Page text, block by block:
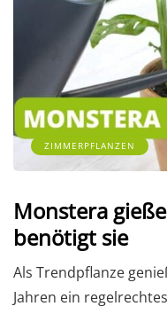
ZIMMERPFLANZEN
Monstera
benötigt sie
Als Trendpflanze
Jahren ein